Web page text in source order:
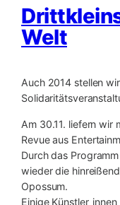
Welt
Auch 2014 stellen
Am 30.11. liefern wir
Revue aus
Durch das
wieder die
Opossum.
Einige